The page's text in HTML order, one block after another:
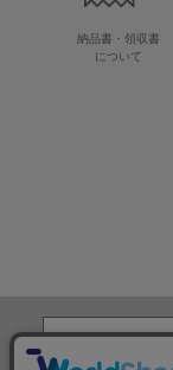
納品書・領収書
について